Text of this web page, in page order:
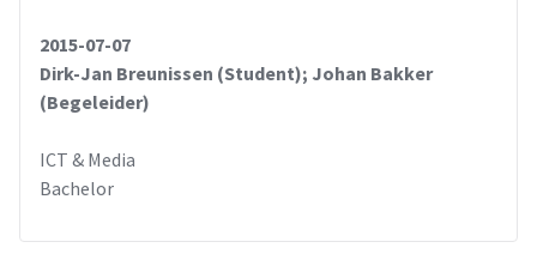
2015-07-07
Dirk-Jan Breunissen (Student); Johan Bakker
(Begeleider)
ICT & Media
Bachelor